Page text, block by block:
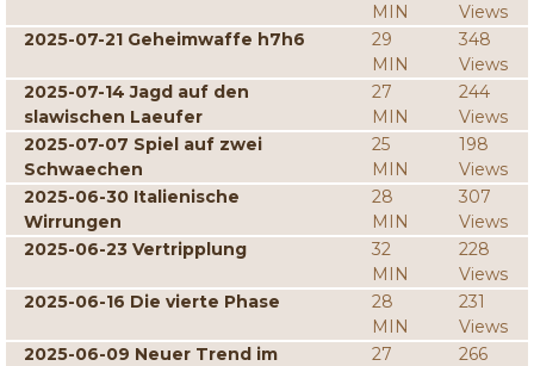
MIN
Views
2025-07-21 Geheimwaffe h7h6
29
MIN
348
Views
2025-07-14 Jagd auf den
slawischen Laeufer
27
MIN
244
Views
2025-07-07 Spiel auf zwei
Schwaechen
25
MIN
198
Views
2025-06-30 Italienische
Wirrungen
28
MIN
307
Views
2025-06-23 Vertripplung
32
MIN
228
Views
2025-06-16 Die vierte Phase
28
MIN
231
Views
2025-06-09 Neuer Trend im
27
266